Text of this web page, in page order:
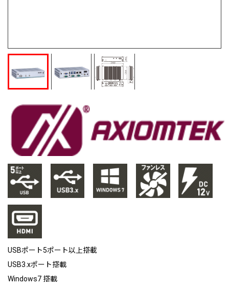
USBポート5ポート以上搭載
USB3.xポート搭載
Windows7 搭載